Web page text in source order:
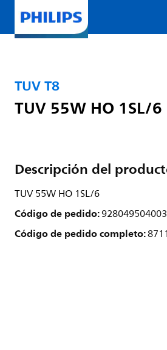
TUV T8
TUV 55W HO 1SL/6
Descripción del
TUV 55W HO 1SL/6
Código de pedido:928049504003
Código de pedido completo: